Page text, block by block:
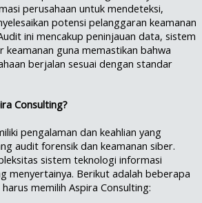
perusahaan untuk mendeteksi,
potensi pelanggaran keamanan
ini mencakup peninjauan data, sistem
keamanan guna memastikan bahwa
berjalan sesuai dengan standar
Consulting?
pengalaman dan keahlian yang
audit forensik dan keamanan siber.
sistem teknologi informasi
menyertainya. Berikut adalah beberapa
memilih Aspira Consulting: